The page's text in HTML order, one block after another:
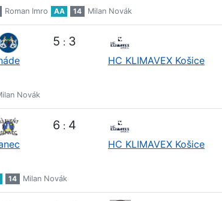
Roman Imro AA 14 Milan Novák
5 : 3
HC KLIMAVEX Košice
Novák
6 : 4
HC KLIMAVEX Košice
14 Milan Novák